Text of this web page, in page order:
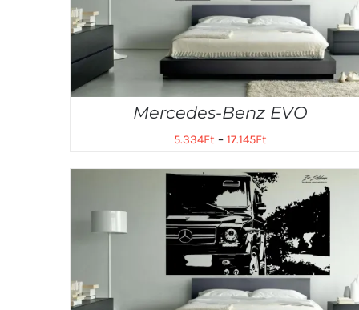
Mercedes-Benz EVO
5.334Ft –17.145Ft